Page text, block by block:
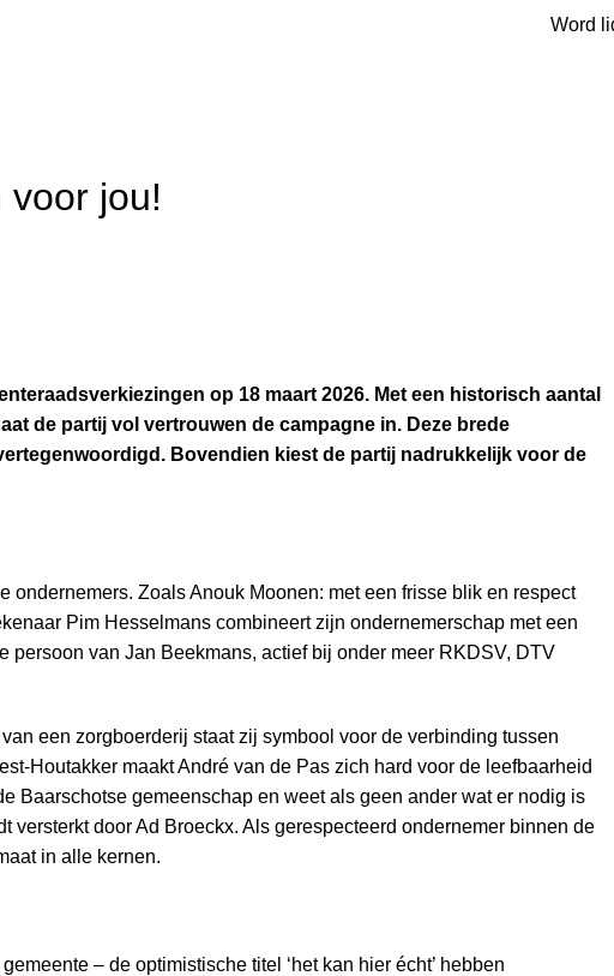
Word
jou!
op 18 maart 2026. Met een historisch aantal
de partij vol vertrouwen de campagne in. Deze brede
Bovendien kiest de partij nadrukkelijk voor de
Zoals Anouk Moonen: met een frisse blik en respect
Pim Hesselmans combineert zijn ondernemerschap met een
van Jan Beekmans, actief bij onder meer RKDSV, DTV
een zorgboerderij staat zij symbool voor de verbinding tussen
Houtakker maakt André van de Pas zich hard voor de leefbaarheid
Baarschotse gemeenschap en weet als geen ander wat er nodig is
versterkt door Ad Broeckx. Als gerespecteerd ondernemer binnen de
in alle kernen.
– de optimistische titel ‘het kan hier écht’ hebben